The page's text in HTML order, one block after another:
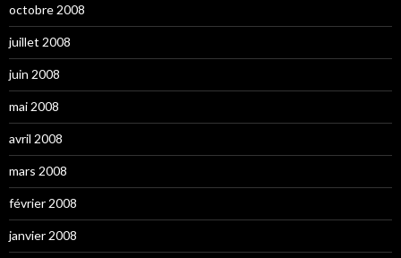
octobre 2008
juillet 2008
juin 2008
mai 2008
avril 2008
mars 2008
février 2008
janvier 2008